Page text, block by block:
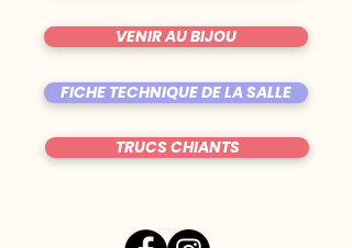
VENIR AU BIJOU
FICHE TECHNIQUE DE LA SALLE
TRUCS CHIANTS